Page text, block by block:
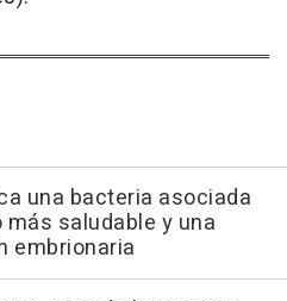
una bacteria asociada
saludable y una
embrionaria